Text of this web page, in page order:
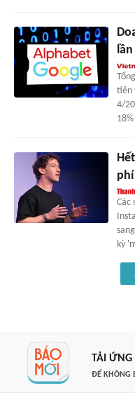
tiên
4/
phí
Các
kỳ
TẢI ỨNG
ĐỂ KHÔNG